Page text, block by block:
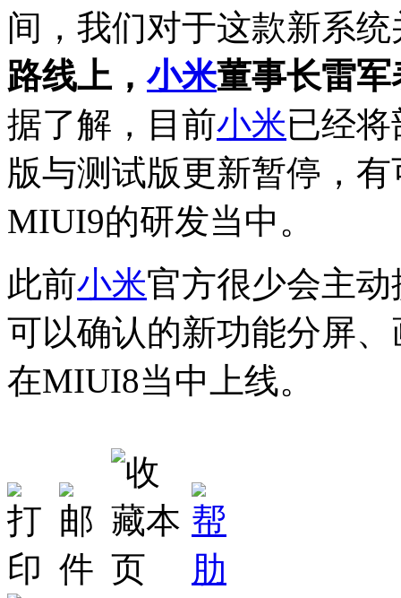
间，我们对于这款新系
路线上，小米董事长雷
据了解，目前小米已经将
版与测试版更新暂停，
MIUI9的研发当中。
此前小米官方很少会主
可以确认的新功能分屏
在MIUI8当中上线。